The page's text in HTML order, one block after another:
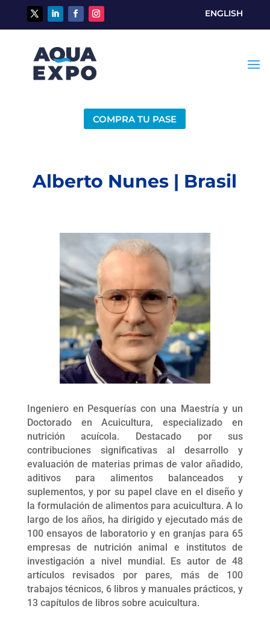
ENGLISH
COMPRA TU PASE
Alberto Nunes | Brasil
Ingeniero en Pesquerías con una Maestría y un
Doctorado en Acuicultura, especializado en
nutrición acuícola. Destacado por sus
contribuciones significativas al desarrollo y
evaluación de materias primas de valor añadido,
aditivos para alimentos balanceados y
suplementos, y por su papel clave en el diseño y
la formulación de alimentos para acuicultura. A lo
largo de los años, ha dirigido y ejecutado más de
100 ensayos de laboratorio y en granjas para 65
empresas de nutrición animal e institutos de
investigación a nivel mundial. Es autor de 48
artículos revisados por pares, más de 100
trabajos técnicos, 6 libros y manuales prácticos, y
13 capítulos de libros sobre acuicultura.